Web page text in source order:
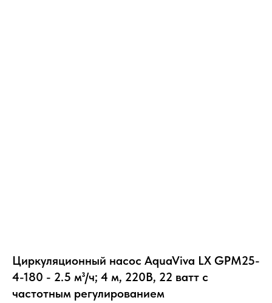
Циркуляционный насос AquaViva LX GPM25-
4-180 - 2.5 м³/ч; 4 м, 220В, 22 ватт с
частотным регулированием